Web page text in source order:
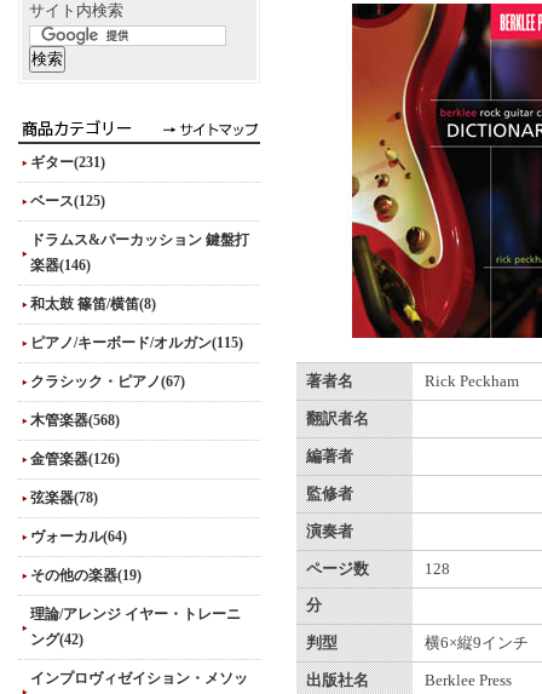
サイト内検索
ギター(231)
ベース(125)
ドラムス&パーカッション 鍵盤打
楽器(146)
和太鼓 篠笛/横笛(8)
ピアノ/キーボード/オルガン(115)
クラシック・ピアノ(67)
木管楽器(568)
金管楽器(126)
弦楽器(78)
ヴォーカル(64)
その他の楽器(19)
理論/アレンジ イヤー・トレーニ
ング(42)
インプロヴィゼイション・メソッ
著者名 Rick Peckham
翻訳者名
編著者
監修者
演奏者
ページ数 128
分
判型 横6×縦9インチ
出版社名 Berklee Press